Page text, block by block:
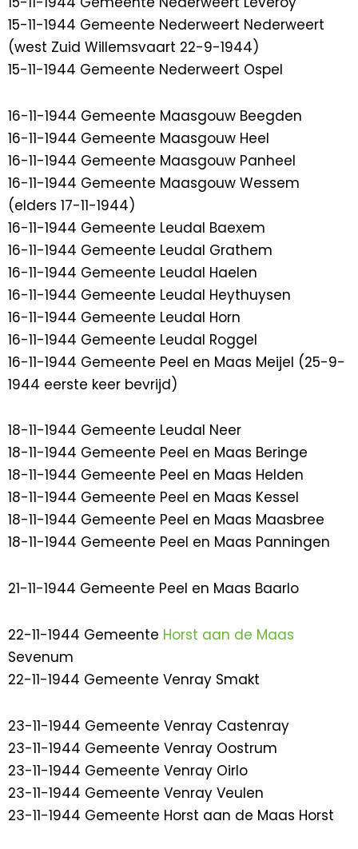
15-11-1944 Gemeente Nederweert Nederweert
(west Zuid Willemsvaart 22-9-1944)
15-11-1944 Gemeente Nederweert Ospel
16-11-1944 Gemeente Maasgouw Beegden
16-11-1944 Gemeente Maasgouw Heel
16-11-1944 Gemeente Maasgouw Panheel
16-11-1944 Gemeente Maasgouw Wessem
(elders 17-11-1944)
16-11-1944 Gemeente Leudal Baexem
16-11-1944 Gemeente Leudal Grathem
16-11-1944 Gemeente Leudal Haelen
16-11-1944 Gemeente Leudal Heythuysen
16-11-1944 Gemeente Leudal Horn
16-11-1944 Gemeente Leudal Roggel
16-11-1944 Gemeente Peel en Maas Meijel (25-9-
1944 eerste keer bevrijd)
18-11-1944 Gemeente Leudal Neer
18-11-1944 Gemeente Peel en Maas Beringe
18-11-1944 Gemeente Peel en Maas Helden
18-11-1944 Gemeente Peel en Maas Kessel
18-11-1944 Gemeente Peel en Maas Maasbree
18-11-1944 Gemeente Peel en Maas Panningen
21-11-1944 Gemeente Peel en Maas Baarlo
22-11-1944 Gemeente Horst aan de Maas
Sevenum
22-11-1944 Gemeente Venray Smakt
23-11-1944 Gemeente Venray Castenray
23-11-1944 Gemeente Venray Oostrum
23-11-1944 Gemeente Venray Oirlo
23-11-1944 Gemeente Venray Veulen
23-11-1944 Gemeente Horst aan de Maas Horst